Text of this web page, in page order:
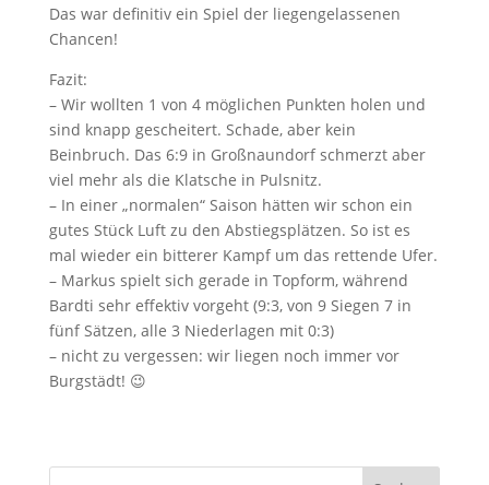
Das war definitiv ein Spiel der liegengelassenen
Chancen!
Fazit:
– Wir wollten 1 von 4 möglichen Punkten holen und
sind knapp gescheitert. Schade, aber kein
Beinbruch. Das 6:9 in Großnaundorf schmerzt aber
viel mehr als die Klatsche in Pulsnitz.
– In einer „normalen“ Saison hätten wir schon ein
gutes Stück Luft zu den Abstiegsplätzen. So ist es
mal wieder ein bitterer Kampf um das rettende Ufer.
– Markus spielt sich gerade in Topform, während
Bardti sehr effektiv vorgeht (9:3, von 9 Siegen 7 in
fünf Sätzen, alle 3 Niederlagen mit 0:3)
– nicht zu vergessen: wir liegen noch immer vor
Burgstädt! 😉